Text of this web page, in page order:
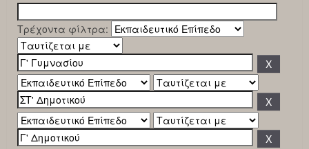
Τρέχοντα φίλτρα: